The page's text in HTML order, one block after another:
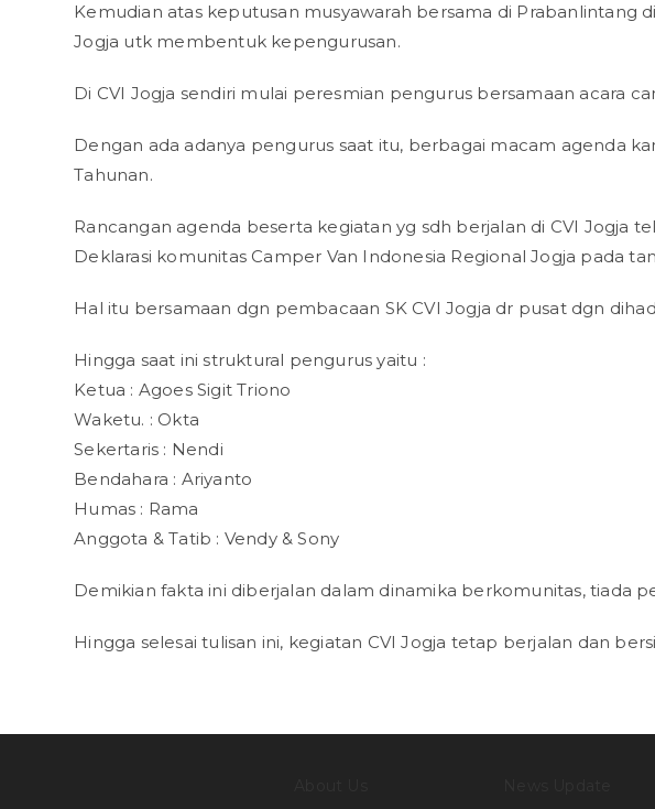
Kemudian atas keputusan musyawarah bersama di
Jogja utk membentuk kepengurusan.
Di CVI Jogja sendiri mulai peresmian pengurus bersamaan acara
Dengan ada adanya pengurus saat itu, berbagai macam agenda
Tahunan.
Rancangan agenda beserta kegiatan yg sdh berjalan di CVI
Deklarasi komunitas Camper Van Indonesia Regional Jogja pada
Hal itu bersamaan dgn pembacaan SK CVI Jogja dr pusat dgn
Hingga saat ini struktural pengurus yaitu :
Ketua : Agoes Sigit Triono
Waketu. : Okta
Sekertaris : Nendi
Bendahara : Ariyanto
Humas : Rama
Anggota & Tatib : Vendy & Sony
Demikian fakta ini diberjalan dalam dinamika berkomunitas, tiada
Hingga selesai tulisan ini, kegiatan CVI Jogja tetap berjalan dan